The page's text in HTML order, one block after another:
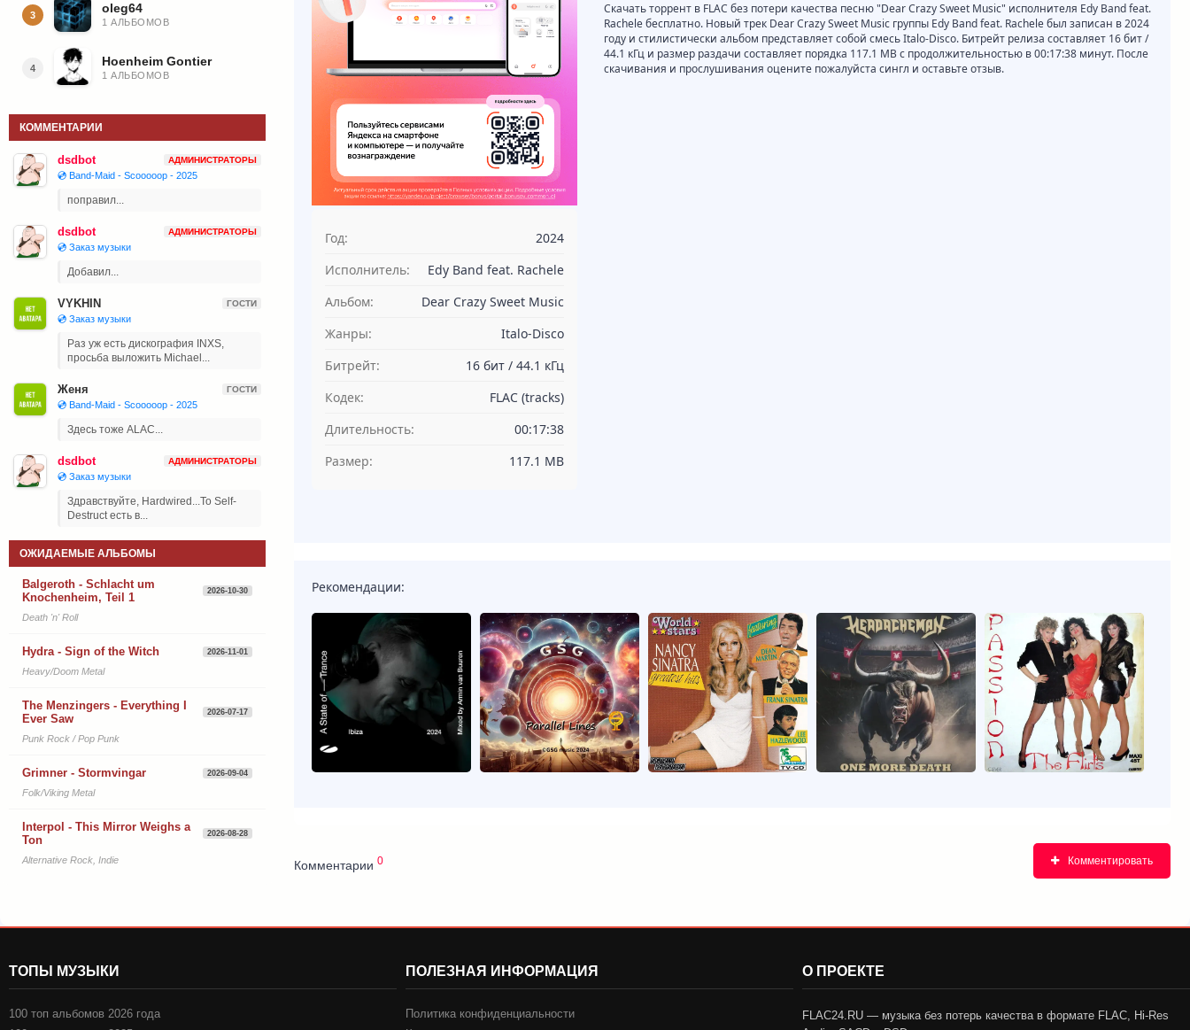
Год:
2024
Исполнитель:
Edy Band feat. Rachele
Альбом:
Dear Crazy Sweet Music
Жанры:
Italo-Disco
Битрейт:
16 бит / 44.1 кГц
Кодек:
FLAC (tracks)
Длительность:
00:17:38
Размер:
117.1 MB
Скачать торрент в FLAC без потери качества песню "Dear Crazy Sweet Music" исполнителя Edy Band feat.
Rachele бесплатно. Новый трек Dear Crazy Sweet Music группы Edy Band feat. Rachele был записан в 2024
году и стилистически альбом представляет собой смесь Italo-Disco. Битрейт релиза составляет 16 бит /
44.1 кГц и размер раздачи составляет порядка 117.1 MB с продолжительностью в 00:17:38 минут. После
скачивания и прослушивания оцените пожалуйста сингл и оставьте отзыв.
Рекомендации:
Комментарии 0 Комментировать
3 oleg64
1 АЛЬБОМОВ
4 Hoenheim Gontier
1 АЛЬБОМОВ
КОММЕНТАРИИ
dsdbot АДМИНИСТРАТОРЫ
💿 Band-Maid - Scooooop - 2025
поправил...
dsdbot АДМИНИСТРАТОРЫ
💿 Заказ музыки
Добавил...
VYKHIN ГОСТИ
💿 Заказ музыки
Раз уж есть дискография INXS,
просьба выложить Michael...
Женя ГОСТИ
💿 Band-Maid - Scooooop - 2025
Здесь тоже ALAC...
dsdbot АДМИНИСТРАТОРЫ
💿 Заказ музыки
Здравствуйте, Hardwired...To Self-
Destruct есть в...
ОЖИДАЕМЫЕ АЛЬБОМЫ
Balgeroth - Schlacht um
Knochenheim, Teil 1
2026-10-30
Death 'n' Roll
Hydra - Sign of the Witch 2026-11-01
Heavy/Doom Metal
The Menzingers - Everything I
Ever Saw
2026-07-17
Punk Rock / Pop Punk
Grimner - Stormvingar 2026-09-04
Folk/Viking Metal
Interpol - This Mirror Weighs a
Ton
2026-08-28
Alternative Rock, Indie
ТОПЫ МУЗЫКИ
100 топ альбомов 2026 года
ПОЛЕЗНАЯ ИНФОРМАЦИЯ
Политика конфиденциальности
О ПРОЕКТЕ
FLAC24.RU — музыка без потерь качества в формате FLAC, Hi-Res